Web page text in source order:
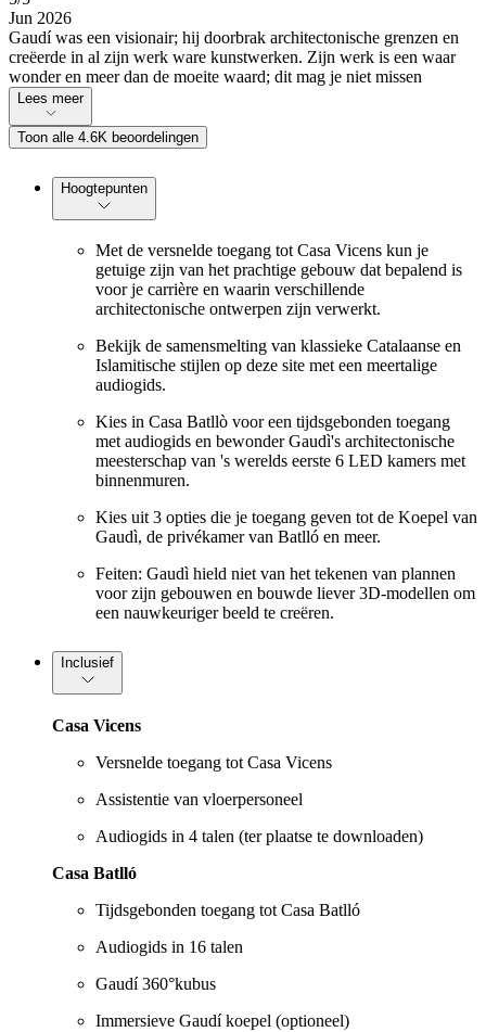
Jun 2026
Gaudí was een visionair; hij doorbrak architectonische grenzen en
creëerde in al zijn werk ware kunstwerken. Zijn werk is een waar
wonder en meer dan de moeite waard; dit mag je niet missen
Lees meer
Toon alle 4.6K beoordelingen
Hoogtepunten
Met de versnelde toegang tot Casa Vicens kun je
getuige zijn van het prachtige gebouw dat bepalend is
voor je carrière en waarin verschillende
architectonische ontwerpen zijn verwerkt.
Bekijk de samensmelting van klassieke Catalaanse en
Islamitische stijlen op deze site met een meertalige
audiogids.
Kies in Casa Batllò voor een tijdsgebonden toegang
met audiogids en bewonder Gaudì's architectonische
meesterschap van 's werelds eerste 6 LED kamers met
binnenmuren.
Kies uit 3 opties die je toegang geven tot de Koepel van
Gaudì, de privékamer van Batlló en meer.
Feiten: Gaudì hield niet van het tekenen van plannen
voor zijn gebouwen en bouwde liever 3D-modellen om
een nauwkeuriger beeld te creëren.
Inclusief
Casa Vicens
Versnelde toegang tot Casa Vicens
Assistentie van vloerpersoneel
Audiogids in 4 talen (ter plaatse te downloaden)
Casa Batlló
Tijdsgebonden toegang tot Casa Batlló
Audiogids in 16 talen
Gaudí 360°kubus
Immersieve Gaudí koepel (optioneel)